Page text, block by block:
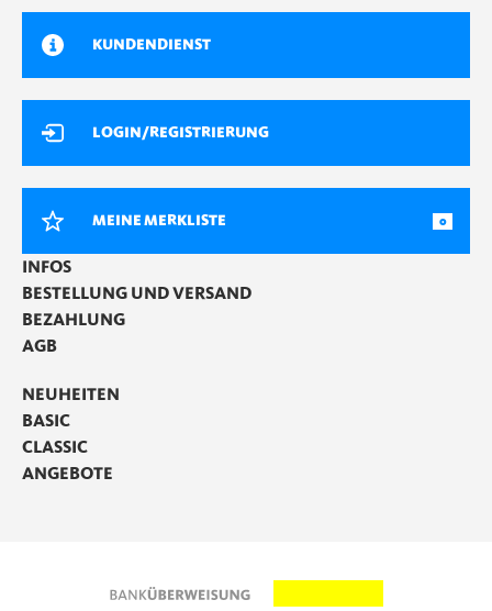
KUNDENDIENST
LOGIN/REGISTRIERUNG
MEINE MERKLISTE 0
INFOS
BESTELLUNG UND VERSAND
BEZAHLUNG
AGB
NEUHEITEN
BASIC
CLASSIC
ANGEBOTE